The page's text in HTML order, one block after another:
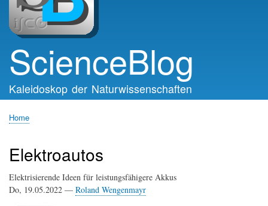
ScienceBlog
Kaleidoskop der Naturwissenschaften
Home
Elektroautos
Elektrisierende Ideen für leistungsfähigere Akkus
Do, 19.05.2022 — Roland Wengenmayr